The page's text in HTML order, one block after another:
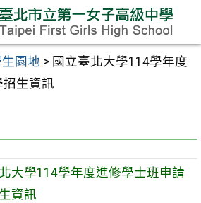
生園地 > 國立臺北大學114學年度
生資訊
大學114學年度進修學士班申請
資訊